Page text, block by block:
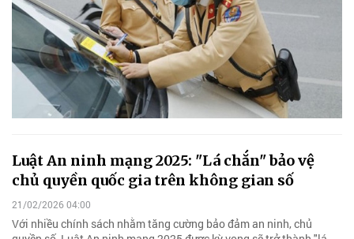
Luật An ninh mạng 2025: "Lá chắn" bảo vệ
chủ quyền quốc gia trên không gian số
21/02/2026 04:00
Với nhiều chính sách nhằm tăng cường bảo đảm an ninh, chủ